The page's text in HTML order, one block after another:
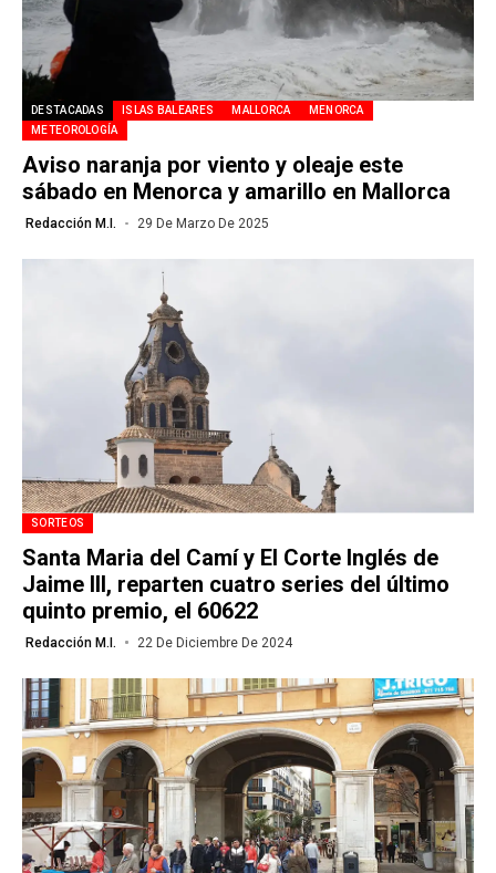
DESTACADAS ISLAS BALEARES MALLORCA
MENORCA
METEOROLOGÍA
Aviso naranja por viento y oleaje este
sábado en Menorca y amarillo en Mallorca
Redacción M.I. 29 De Marzo De 2025
SORTEOS
Santa Maria del Camí y El Corte Inglés de
Jaime III, reparten cuatro series del último
quinto premio, el 60622
Redacción M.I. 22 De Diciembre De 2024